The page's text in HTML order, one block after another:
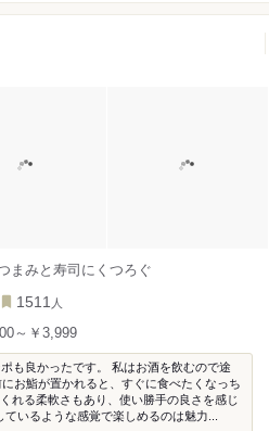
まみと寿司にくつろぐ
1511 人
～￥3,999
も良かったです。 私はお酒を飲むので途
お鮨が置かれると、すぐに食べたくなっち
れる柔軟さもあり、使い勝手の良さを感じ
ているような感覚で楽しめるのは魅力...